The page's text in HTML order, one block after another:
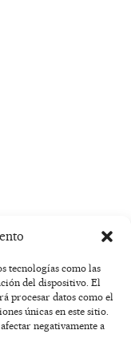
tecnologías como las
del dispositivo. El
procesar datos como el
únicas en este sitio.
negativamente a
X
-
t
w
Y
o
u
t
AVISO